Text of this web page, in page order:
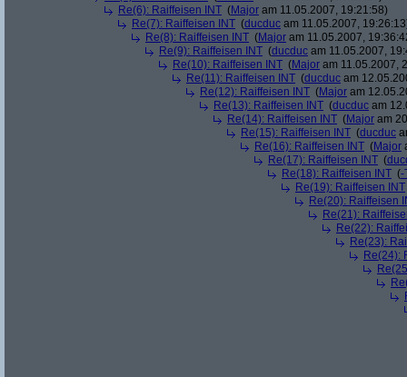
Re(6): Raiffeisen INT (Major am 11.05.2007, 19:21:58)
Re(7): Raiffeisen INT (ducduc am 11.05.2007,
Re(8): Raiffeisen INT (Major am 11.05.2007,
Re(9): Raiffeisen INT (ducduc am 11.05.2007,
Re(10): Raiffeisen INT (Major am 11.05.2007,
Re(11): Raiffeisen INT (ducduc am
Re(12): Raiffeisen INT (Major am
Re(13): Raiffeisen INT (ducduc am
Re(14): Raiffeisen INT (Major am
Re(15): Raiffeisen INT (ducduc
Re(16): Raiffeisen INT (Major
Re(17): Raiffeisen INT (
Re(18): Raiffeisen INT (-
Re(19): Raiffeisen INT
Re(20): Raiffeisen
Re(21):
Re(22):
Re(23):
Re(24):